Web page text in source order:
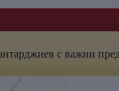
важни